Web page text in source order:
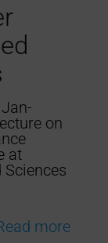
on
at
more